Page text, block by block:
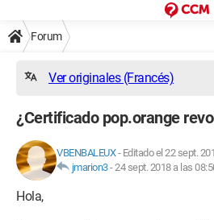
Forum
Ver originales (Francés)
¿Certificado pop.orange
VBENBALEUX- Editado el 22 sept.
jmarion3-24 sept. 2018 a las
Hola,